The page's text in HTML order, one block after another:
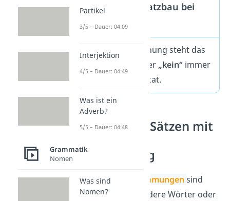
Grundregel: Satzbau bei
Verneinungen
Bei einer Verneinung steht das
oder „kein“immer
nach dem Prädikat.
Satzbau bei Sätzen mit
Bestimmung
Adverbiale Bestimmungen sind
Ausdrücke
, die andere Wörter oder
Partikel
3/5 – Dauer: 04:09
Interjektion
4/5 – Dauer: 04:49
Was ist ein
Adverb?
5/5 – Dauer: 04:48
Grammatik
Nomen
Was sind
Nomen?